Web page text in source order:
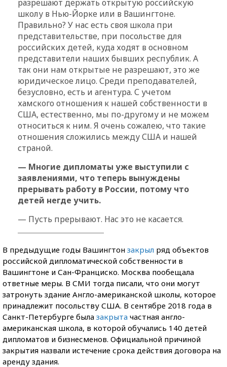
разрешают держать открытую российскую
школу в Нью-Йорке или в Вашингтоне.
Правильно? У нас есть своя школа при
представительстве, при посольстве для
российских детей, куда ходят в основном
представители наших бывших республик. А
так они нам открытые не разрешают, это же
юридическое лицо. Среди преподавателей,
безусловно, есть и агентура. С учетом
хамского отношения к нашей собственности в
США, естественно, мы по-другому и не можем
относиться к ним. Я очень сожалею, что такие
отношения сложились между США и нашей
страной.
— Многие дипломаты уже выступили с
заявлениями, что теперь вынуждены
прерывать работу в России, потому что
детей негде учить.
— Пусть прерывают. Нас это не касается.
В предыдущие годы Вашингтон закрыл ряд объектов
российской дипломатической собственности в
Вашингтоне и Сан-Франциско. Москва пообещала
ответные меры. В СМИ тогда писали, что они могут
затронуть здание Англо-американской школы, которое
принадлежит посольству США. В сентябре 2018 года в
Санкт-Петербурге была закрыта частная англо-
американская школа, в которой обучались 140 детей
дипломатов и бизнесменов. Официальной причиной
закрытия назвали истечение срока действия договора на
аренду здания.